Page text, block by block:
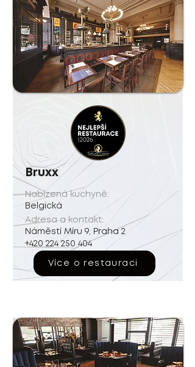
Bruxx
Nabízená kuchyně:
Belgická
Adresa a kontakt:
Náměstí Míru 9, Praha 2
+420 224 250 404
Více o restauraci